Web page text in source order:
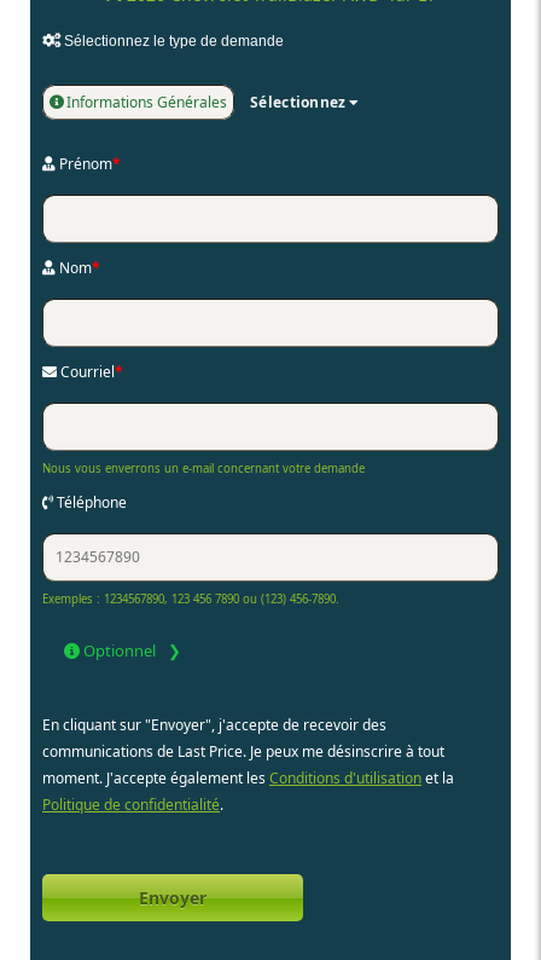
Sélectionnez le type de demande
Informations Générales Sélectionnez
Prénom*
Nom*
Courriel*
Nous vous enverrons un e-mail concernant votre demande
Téléphone
Exemples : 1234567890, 123 456 7890 ou (123) 456-7890.
Optionnel
En cliquant sur "Envoyer", j'accepte de recevoir des
communications de Last Price. Je peux me désinscrire à tout
moment. J'accepte également les Conditions d'utilisationet la
Politique de confidentialité.